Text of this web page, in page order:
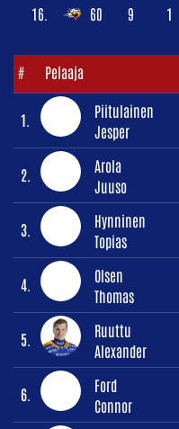
16. 60 9 1
# Pelaaja
1.
Piitulainen
Jesper
2.
Arola
Juuso
3.
Hynninen
Topias
4.
Olsen
Thomas
5.
Ruuttu
Alexander
6.
Ford
Connor